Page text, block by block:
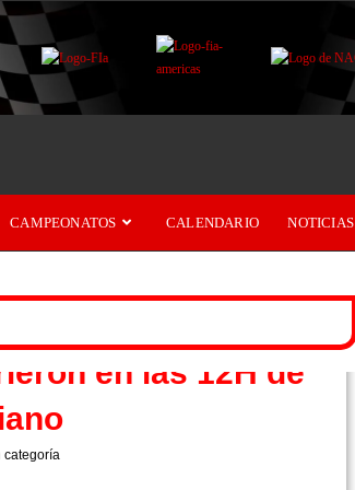
CAMPEONATOS CALENDARIO NOTICIAS
en las 12H de
categoría